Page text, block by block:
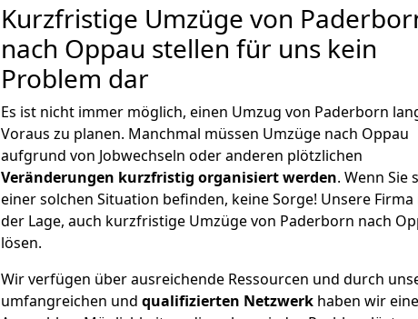
Kurzfristige Umzüge von
nach Oppau stellen für uns kein
Problem dar
Es ist nicht immer möglich, einen Umzug von Paderborn
Voraus zu planen. Manchmal müssen Umzüge nach Oppau
aufgrund von Jobwechseln oder anderen plötzlichen
Veränderungen kurzfristig organisiert werden. Wenn Sie
einer solchen Situation befinden, keine Sorge! Unsere Firma
der Lage, auch kurzfristige Umzüge von Paderborn nach
lösen.
Wir verfügen über ausreichende Ressourcen und durch
umfangreichen und qualifizierten Netzwerk haben wir